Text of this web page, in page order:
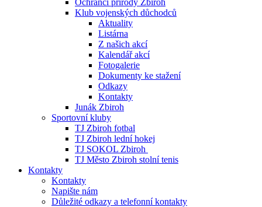
Ochránci přírody Zbiroh
Klub vojenských důchodců
Aktuality
Listárna
Z našich akcí
Kalendář akcí
Fotogalerie
Dokumenty ke stažení
Odkazy
Kontakty
Junák Zbiroh
Sportovní kluby
TJ Zbiroh fotbal
TJ Zbiroh lední hokej
TJ SOKOL Zbiroh
TJ Město Zbiroh stolní tenis
Kontakty
Kontakty
Napište nám
Důležité odkazy a telefonní kontakty